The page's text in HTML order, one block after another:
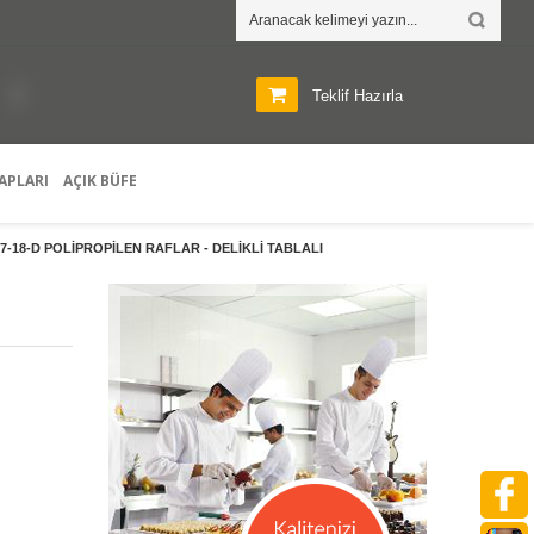
Teklif Hazırla
AÇIK BÜFE
18-D POLİPROPİLEN RAFLAR - DELİKLİ TABLALI